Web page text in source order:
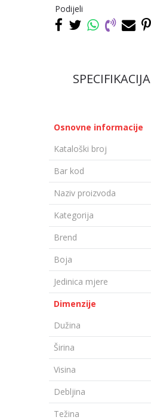
Podijeli
SPECIFIKACIJA
Osnovne informacije
Kataloški broj
Bar kod
Naziv proizvoda
Kategorija
Brend
Boja
Jedinica mjere
Dimenzije
Dužina
Širina
Visina
Debljina
Težina